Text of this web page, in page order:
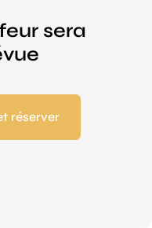
sera
réserver